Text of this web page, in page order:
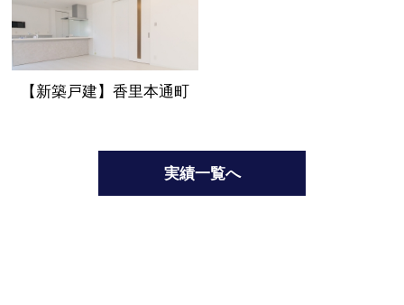
【新築戸建】香里本通町
実績一覧へ